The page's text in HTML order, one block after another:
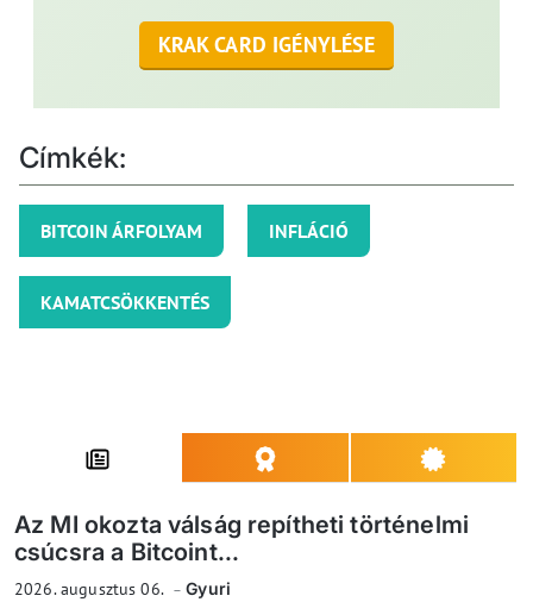
KRAK CARD IGÉNYLÉSE
Címkék:
BITCOIN ÁRFOLYAM INFLÁCIÓ
KAMATCSÖKKENTÉS
Az MI okozta válság repítheti történelmi
csúcsra a Bitcoint...
2026. augusztus 06. Gyuri